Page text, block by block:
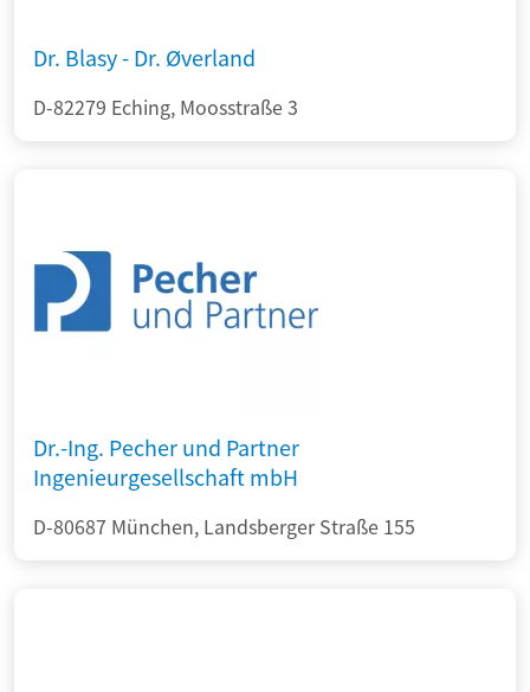
Dr. Blasy - Dr. Øverland
D-82279 Eching, Moosstraße 3
Dr.-Ing. Pecher und Partner
Ingenieurgesellschaft mbH
D-80687 München, Landsberger Straße 155